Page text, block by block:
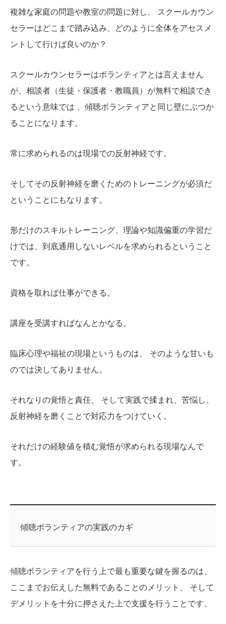
複雑な家庭の問題や教室の問題に対し、 スクールカウン
セラーはどこまで踏み込み、どのように全体をアセスメ
ントして行けば良いのか？
スクールカウンセラーはボランティアとは言えません
が、相談者（生徒・保護者・教職員）が無料で相談でき
るという意味では 、傾聴ボランティアと同じ壁にぶつか
ることになります。
常に求められるのは現場での反射神経です。
そしてその反射神経を磨くためのトレーニングが必須だ
ということにもなります。
形だけのスキルトレーニング、理論や知識偏重の学習だ
けでは、到底通用しないレベルを求められるということ
です。
資格を取れば仕事ができる。
講座を受講すればなんとかなる。
臨床心理や福祉の現場というものは、 そのような甘いも
のでは決してありません。
それなりの覚悟と責任、 そして実践で揉まれ、苦悩し、
反射神経を磨くことで対応力をつけていく。
それだけの経験値を積む覚悟が求められる現場なんで
す。
傾聴ボランティアの実践のカギ
傾聴ボランティアを行う上で最も重要な鍵を握るのは、
ここまでお伝えした無料であることのメリット、 そして
デメリットを十分に押さえた上で支援を行うことです。